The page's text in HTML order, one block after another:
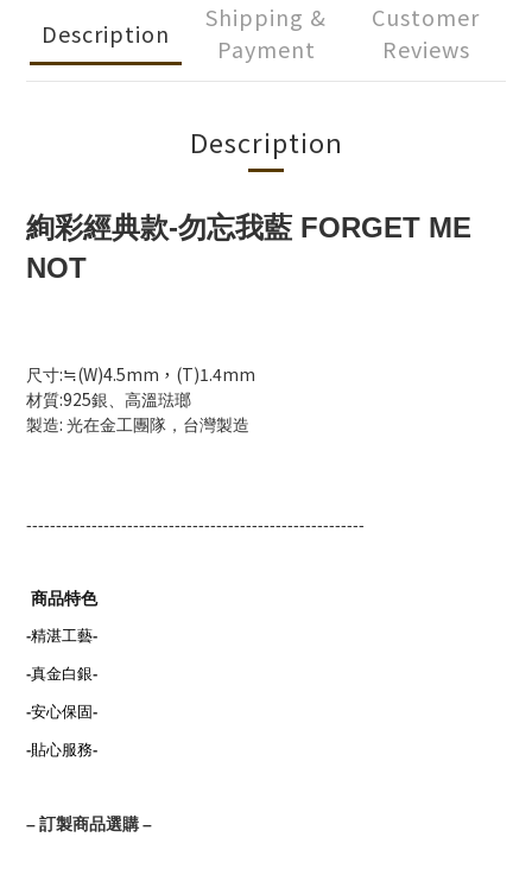
Description
Shipping &
Payment
Customer
Reviews
Description
絢彩經典款-勿忘我藍 FORGET ME
NOT
尺寸:≒(W)4.5mm，(T)1.4mm
材質:925銀、高溫琺瑯
製造: 光在金工團隊，台灣製造
---------------------------------------------------------
商品特色
-精湛工藝-
-真金白銀-
-安心保固-
-貼心服務-
–訂製商品選購–